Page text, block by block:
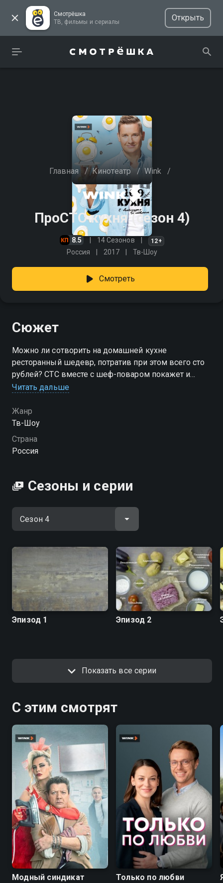
Смотрёшка
ТВ, фильмы и сериалы
Открыть
Главная / Кинотеатр / Wink /
ПроСТО кухня (сезон 4)
8.5 14 Сезонов 12+
Россия 2017 Тв-Шоу
Смотреть
Сюжет
Можно ли сотворить на домашней кухне
ресторанный шедевр, потратив при этом всего сто
рублей? СТС вместе с шеф-поваром покажет и
докажет, что такое возможно. Телеканал запускает
нового проекта стал Александр Белькович, шеф-
повар, владелец нескольких ресторанов, автор
кулинарных книг и победитель международных
конкурсов, известный зрителям СТС по проекту
ресторанного уровня за пять минут, экономить в
супермаркетах и делать кулинарные шедевры из
доступных ингредиентов для всей семьи.
Посмотреть онлайн 4 сезон сериала ПроСТО кухня
качестве на Смотрёшке
Читать дальше
Жанр
Тв-Шоу
Страна
Россия
Сезоны и серии
Эпизод 1 Эпизод 2
Показать все серии
С этим смотрят
7.6
Модный синдикат Только по любви